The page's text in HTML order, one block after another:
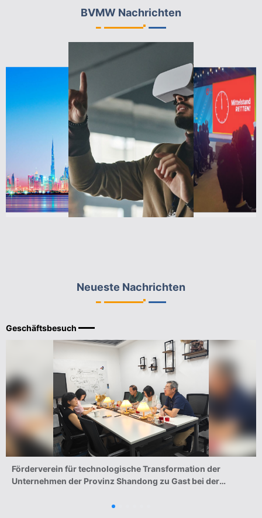
BVMW Nachrichten
Neueste Nachrichten
Geschäftsbesuch
Förderverein für technologische Transformation der
Unternehmen der Provinz Shandong zu Gast bei der